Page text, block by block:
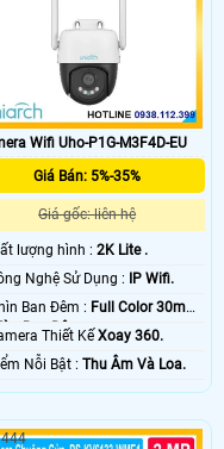
Wifi Uho-P1G-M3F4D-EU
Giá Bán: 5%-35%
Giá gốc: liên hệ
lượng hình :2K Lite .
👍 Công Nghệ Sử Dụng :
IP Wifi.
🔅 Nhìn Ban Đêm : Full Color 30m
Ban Ðêm.
Camera Thiết KếXoay 360.
️🆑 Điểm Nỗi Bật :Thu Âm Và Loa.